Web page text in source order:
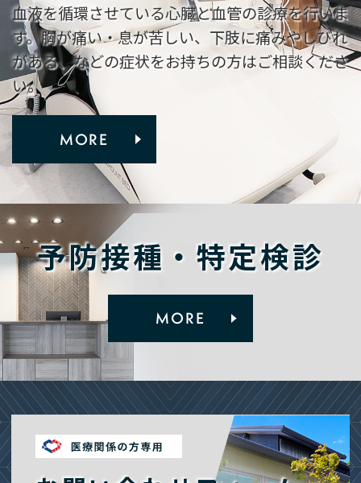
血液を循環させている心臓と血管の診療を行いま
す。胸が痛い・息が苦しい、下肢に痛みやしびれ
がある、などの症状をお持ちの方はご相談くださ
い。
MORE
予防接種・特定検診
MORE